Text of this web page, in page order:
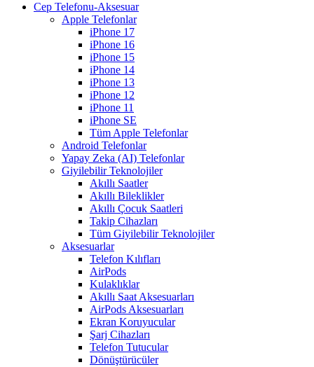
Cep Telefonu-Aksesuar
Apple Telefonlar
iPhone 17
iPhone 16
iPhone 15
iPhone 14
iPhone 13
iPhone 12
iPhone 11
iPhone SE
Tüm Apple Telefonlar
Android Telefonlar
Yapay Zeka (AI) Telefonlar
Giyilebilir Teknolojiler
Akıllı Saatler
Akıllı Bileklikler
Akıllı Çocuk Saatleri
Takip Cihazları
Tüm Giyilebilir Teknolojiler
Aksesuarlar
Telefon Kılıfları
AirPods
Kulaklıklar
Akıllı Saat Aksesuarları
AirPods Aksesuarları
Ekran Koruyucular
Şarj Cihazları
Telefon Tutucular
Dönüştürücüler